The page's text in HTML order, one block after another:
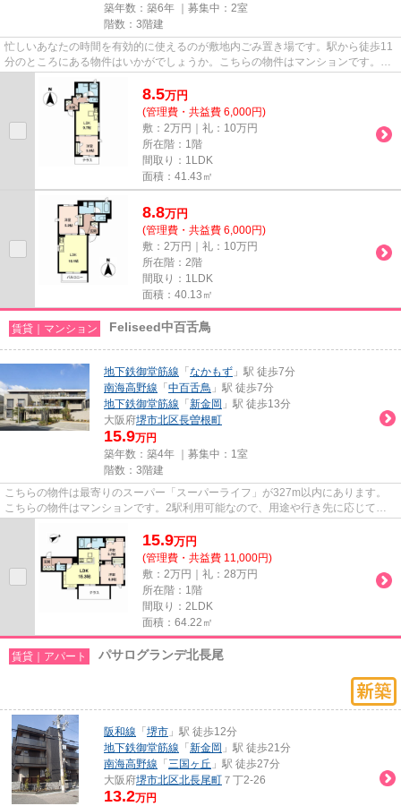
築年数：築6年 ｜募集中： 2室
階数：3階建
忙しいあなたの時間を有効的に使えるのが敷地内ごみ置き場です。駅から徒歩11
分のところにある物件はいかがでしょうか。こちらの物件はマンションです。周
辺環境も良好で、魅力的な住...
8.5万円
(管理費・共益費 6,000円)
敷：2万円｜礼：10万円
所在階：1階
間取り：1LDK
面積：41.43㎡
8.8万円
(管理費・共益費 6,000円)
敷：2万円｜礼：10万円
所在階：2階
間取り：1LDK
面積：40.13㎡
賃貸｜マンション Feliseed中百舌鳥
地下鉄御堂筋線 「 なかもず 」駅 徒歩7分
南海高野線 「 中百舌鳥 」駅 徒歩7分
地下鉄御堂筋線 「 新金岡 」駅 徒歩13分
大阪府堺市北区長曽根町
15.9万円
築年数：築4年 ｜募集中： 1室
階数：3階建
こちらの物件は最寄りのスーパー「スーパーライフ」が327m以内にあります。
こちらの物件はマンションです。2駅利用可能なので、用途や行き先に応じて経
15.9万円
(管理費・共益費 11,000円)
敷：2万円｜礼：28万円
所在階：1階
間取り：2LDK
面積：64.22㎡
賃貸｜アパート パサログランデ北長尾
阪和線 「 堺市 」駅 徒歩12分
地下鉄御堂筋線 「 新金岡 」駅 徒歩21分
南海高野線 「 三国ヶ丘 」駅 徒歩27分
大阪府堺市北区北長尾町 ７丁2-26
13.2万円